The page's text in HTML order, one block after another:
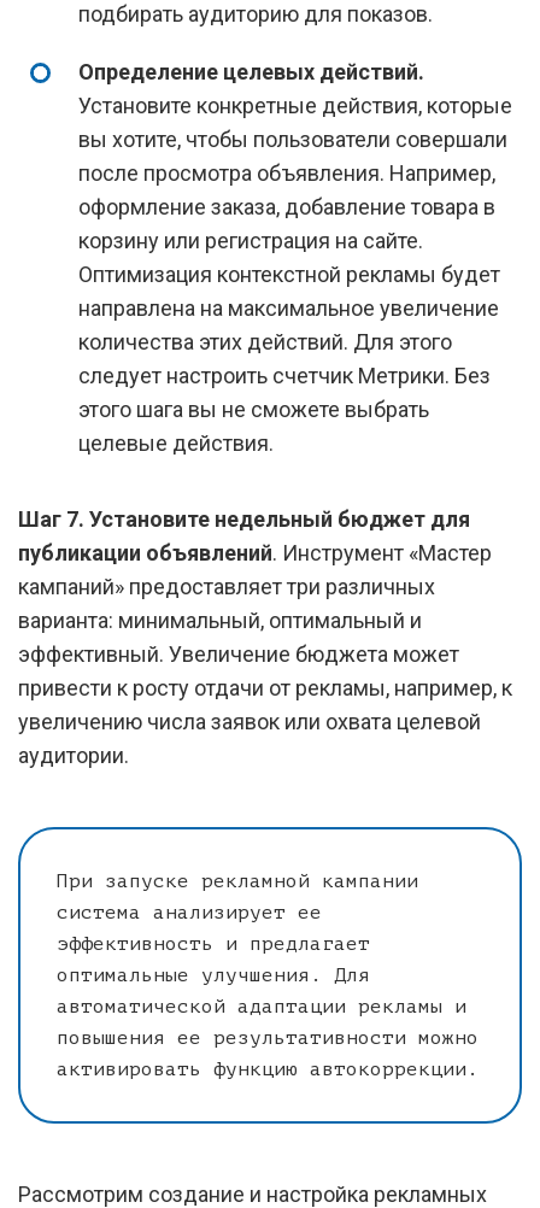
подбирать аудиторию для показов.
Определение целевых действий.
Установите конкретные действия, которые
вы хотите, чтобы пользователи совершали
после просмотра объявления. Например,
оформление заказа, добавление товара в
корзину или регистрация на сайте.
Оптимизация контекстной рекламы будет
направлена на максимальное увеличение
количества этих действий. Для этого
следует настроить счетчик Метрики. Без
этого шага вы не сможете выбрать
целевые действия.
Шаг 7. Установите недельный бюджет для
публикации объявлений. Инструмент «Мастер
кампаний» предоставляет три различных
варианта: минимальный, оптимальный и
эффективный. Увеличение бюджета может
привести к росту отдачи от рекламы, например, к
увеличению числа заявок или охвата целевой
аудитории.
При запуске рекламной кампании
система анализирует ее
эффективность и предлагает
оптимальные улучшения. Для
автоматической адаптации рекламы и
повышения ее результативности можно
активировать функцию автокоррекции.
Рассмотрим создание и настройка рекламных